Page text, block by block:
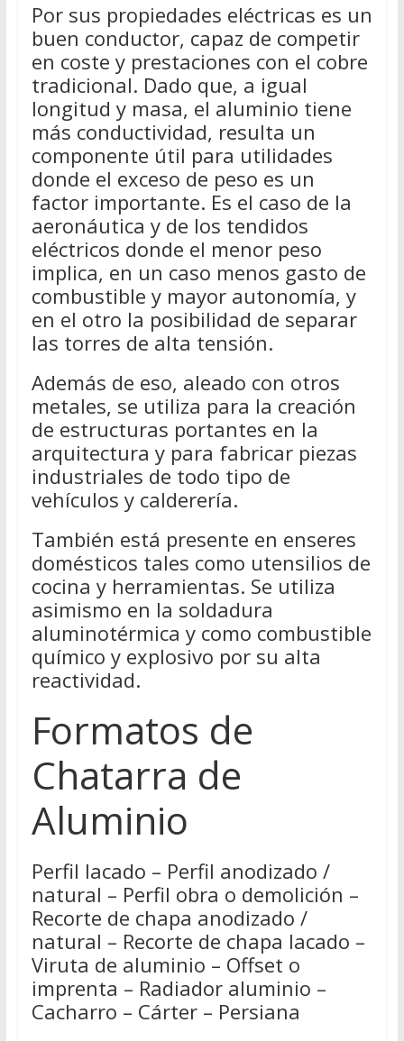
Por sus propiedades eléctricas es un
buen conductor, capaz de competir
en coste y prestaciones con el cobre
tradicional. Dado que, a igual
longitud y masa, el aluminio tiene
más conductividad, resulta un
componente útil para utilidades
donde el exceso de peso es un
factor importante. Es el caso de la
aeronáutica y de los tendidos
eléctricos donde el menor peso
implica, en un caso menos gasto de
combustible y mayor autonomía, y
en el otro la posibilidad de separar
las torres de alta tensión.
Además de eso, aleado con otros
metales, se utiliza para la creación
de estructuras portantes en la
arquitectura y para fabricar piezas
industriales de todo tipo de
vehículos y calderería.
También está presente en enseres
domésticos tales como utensilios de
cocina y herramientas. Se utiliza
asimismo en la soldadura
aluminotérmica y como combustible
químico y explosivo por su alta
reactividad.
Formatos de
Chatarra de
Aluminio
Perfil lacado – Perfil anodizado /
natural – Perfil obra o demolición –
Recorte de chapa anodizado /
natural – Recorte de chapa lacado –
Viruta de aluminio – Offset o
imprenta – Radiador aluminio –
Cacharro – Cárter – Persiana